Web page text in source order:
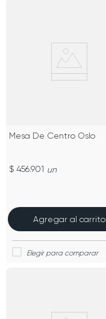
Mesa De Centro Oslo
$ 456.901 un
Agregar al carrito